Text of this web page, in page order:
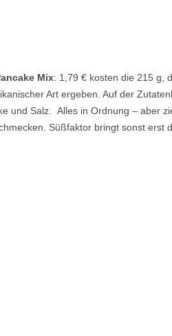
Mix: 1,79 € kosten die 215 g,
Art ergeben. Auf der
und Salz. Alles in Ordnung – aber
Süßfaktor bringt sonst erst